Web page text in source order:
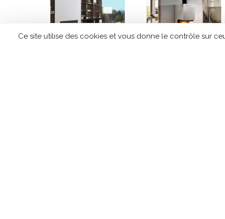
Ce site utilise des cookies et vous donne le contrôle sur